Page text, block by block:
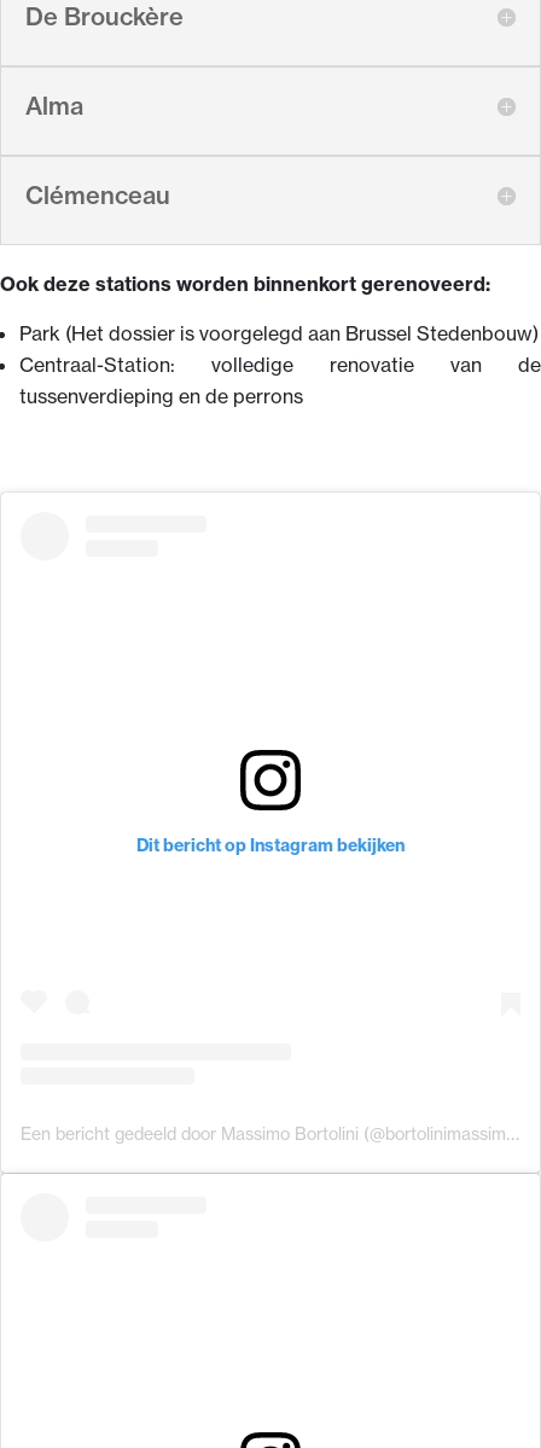
De Brouckère
Alma
Clémenceau
Ook deze stations worden binnenkort gerenoveerd:
Park (Het dossier is voorgelegd aan Brussel Stedenbouw)
Centraal-Station: volledige renovatie van de
tussenverdieping en de perrons
Dit bericht op Instagram bekijken
Een bericht gedeeld door Massimo Bortolini (@bortolinimassimo)